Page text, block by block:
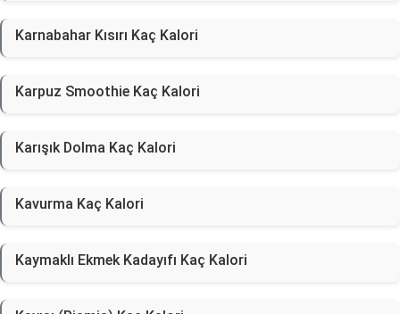
Karnabahar Kısırı Kaç Kalori
Karpuz Smoothie Kaç Kalori
Karışık Dolma Kaç Kalori
Kavurma Kaç Kalori
Kaymaklı Ekmek Kadayıfı Kaç Kalori